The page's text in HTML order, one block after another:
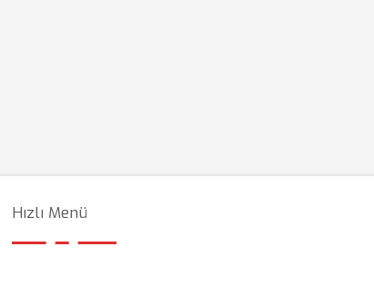
Hızlı Menü